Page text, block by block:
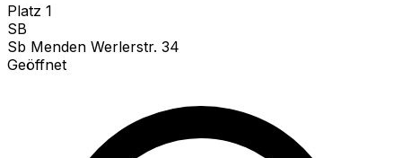
Platz 1
SB
Sb Menden Werlerstr. 34
Geöffnet